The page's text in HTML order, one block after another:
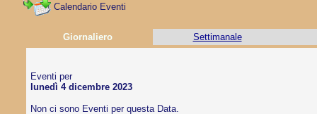
Calendario Eventi
Giornaliero Settimanale
Eventi per
lunedì 4 dicembre 2023
Non ci sono Eventi per questa Data.